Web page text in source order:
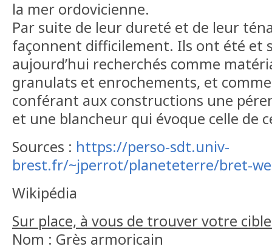
la mer ordovicienne.
Par suite de leur dureté et de leur
façonnent difficilement. Ils ont été et
aujourd’hui recherchés comme
granulats et enrochements, et
conférant aux constructions une
et une blancheur qui évoque celle de
Sources : https://perso-sdt.univ-
brest.fr/~jperrot/planeteterre/bret-
Wikipédia
Sur place, à vous de trouver votre
Nom : Grès armoricain